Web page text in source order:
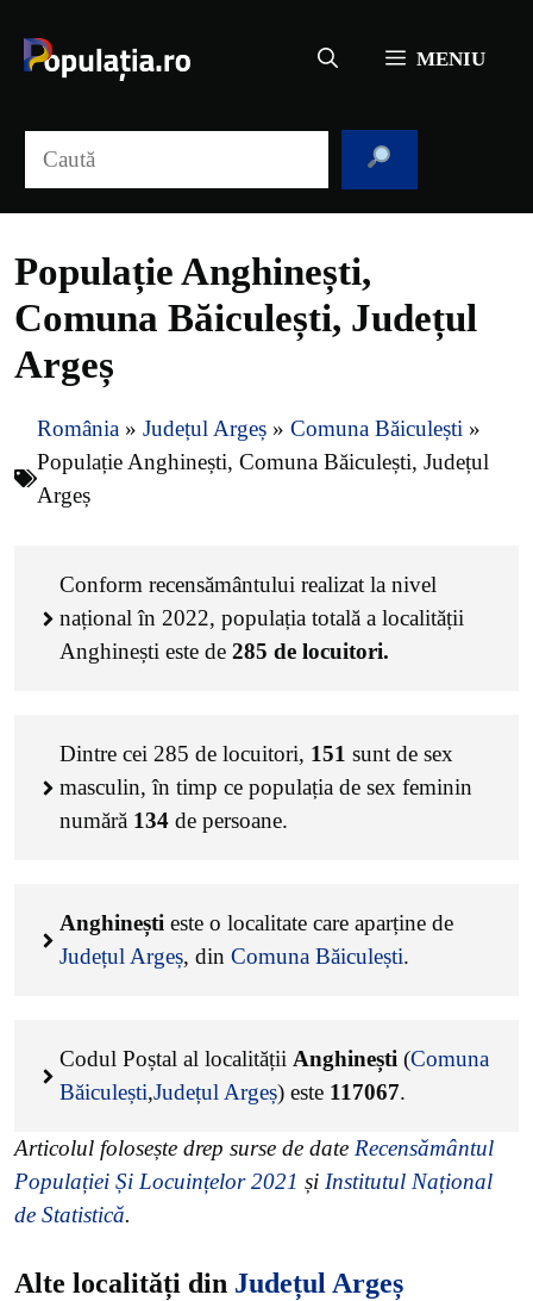
conținut
MENIU
Populație Anghinești,
Comuna Băiculești, Județul
Argeș
România » Județul Argeș » Comuna Băiculești »
Populație Anghinești, Comuna Băiculești, Județul
Argeș
Conform recensământului realizat la nivel
național în 2022, populația totală a localității
Anghinești este de 285 de locuitori.
Dintre cei 285 de locuitori, 151 sunt de sex
masculin, în timp ce populația de sex feminin
numără 134 de persoane.
Anghinești este o localitate care aparține de
Județul Argeș, din Comuna Băiculești.
Codul Poștal al localității Anghinești (Comuna
Băiculești,Județul Argeș) este 117067.
Articolul folosește drep surse de date Recensământul
Populației Și Locuințelor 2021 și Institutul Național
de Statistică.
Alte localități din Județul Argeș